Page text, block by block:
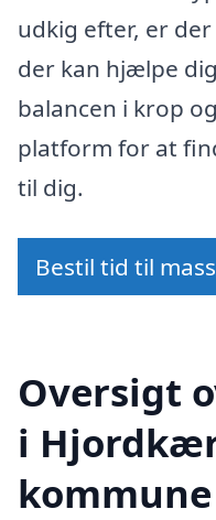
udkig efter, er
der kan hjælpe
balancen i krop
platform for at
til dig.
Bestil tid til
Oversigt
i
kommune